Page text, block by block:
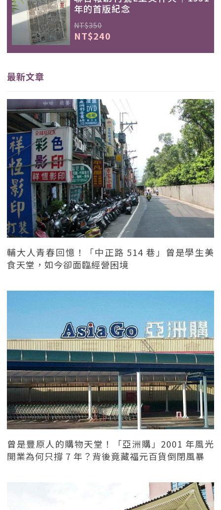
年的首版紀念
NT$350
NT$240
最新文章
輔大人青春回憶！「中正路 514 巷」曾是學生美
食天堂，如今卻面臨經營困境
曾是豐原人的購物天堂！「亞洲購」2001 年風光
開業為何只撐 7 年？背後竟藏福元百貨倒閉風暴